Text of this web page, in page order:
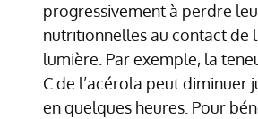
progressivement à perdre
nutritionnelles au contact de
lumière. Par exemple, la
C de l’acérola peut diminuer
en quelques heures. Pour